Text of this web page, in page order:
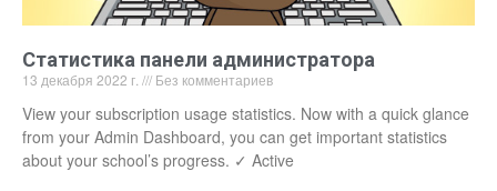
Статистика панели администратора
13 декабря 2022 г. Без комментариев
View your subscription usage statistics. Now with a quick glance
from your Admin Dashboard, you can get important statistics
about your school’s progress. ✓ Active